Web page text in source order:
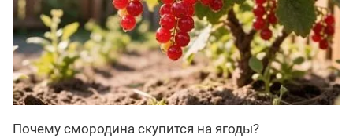
Почему смородина скупится на ягоды?